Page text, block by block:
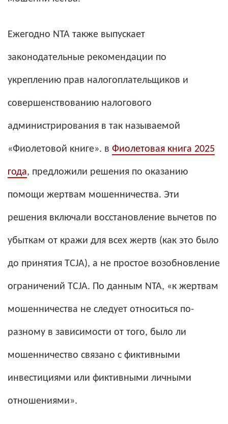
Ежегодно NTA также выпускает
законодательные рекомендации по
укреплению прав налогоплательщиков и
совершенствованию налогового
администрирования в так называемой
«Фиолетовой книге». в Фиолетовая книга 2025
года, предложили решения по оказанию
помощи жертвам мошенничества. Эти
решения включали восстановление вычетов по
убыткам от кражи для всех жертв (как это было
до принятия TCJA), а не простое возобновление
ограничений TCJA. По данным NTA, «к жертвам
мошенничества не следует относиться по-
разному в зависимости от того, было ли
мошенничество связано с фиктивными
инвестициями или фиктивными личными
отношениями».